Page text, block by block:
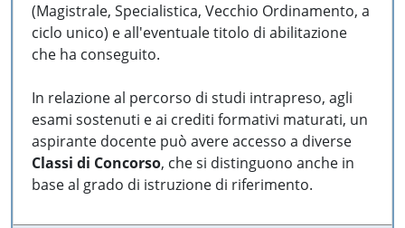
(Magistrale, Specialistica, Vecchio Ordinamento, a
ciclo unico) e all'eventuale titolo di abilitazione
che ha conseguito.
In relazione al percorso di studi intrapreso, agli
esami sostenuti e ai crediti formativi maturati, un
aspirante docente può avere accesso a diverse
Classi di Concorso, che si distinguono anche in
base al grado di istruzione di riferimento.